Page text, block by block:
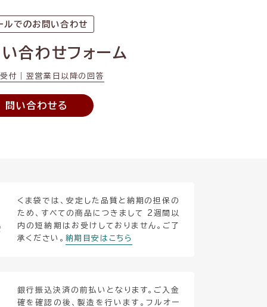
ルでのお問い合わせ
合わせフォーム
付｜翌営業日以降の回答
問い合わせる
くま袋では、安定した品質と納期の担保の
ため、すべての商品につきまして 2週間以
内の短納期はお受けしておりません。ご了
承ください。 納期目安はこちら
銀行振込決済の前払いとなります。ご入金
確を確認の後、製造を行います。フルオー